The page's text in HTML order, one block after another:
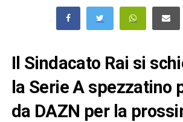
Il Sindacato Rai si
la Serie A spezzatino
da DAZN per la